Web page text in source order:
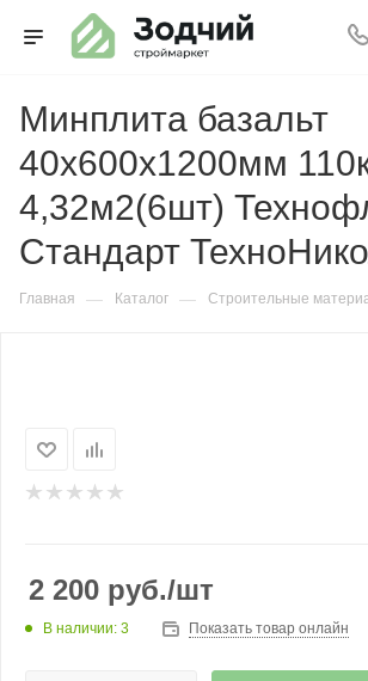
Минплита базальт
40х600х1200мм
4,32м2(6шт)
Стандарт
Главная — Каталог — Строительные
2 200 руб./шт
В наличии: 3 Показать товар онлайн